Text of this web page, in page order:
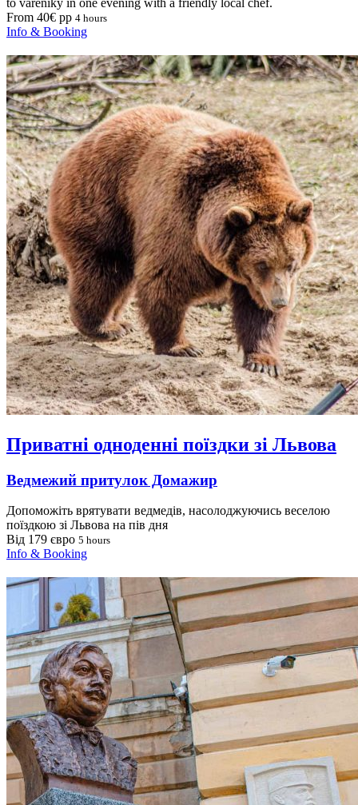
From 40€ pp 4 hours
Info & Booking
Приватні одноденні поїздки зі Львова
Ведмежий притулок Домажир
Допоможіть врятувати ведмедів, насолоджуючись веселою
поїздкою зі Львова на пів дня
Від 179 євро 5 hours
Info & Booking